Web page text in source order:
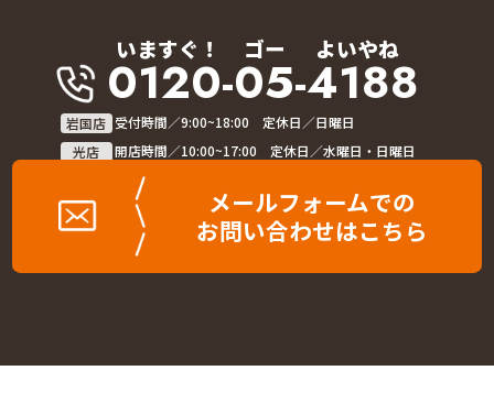
いますぐ！ ゴー よいやね
0120-05-4188
岩国店 受付時間／9:00~18:00 定休日／日曜日
光店
開店時間／10:00~17:00 定休日／水曜日・日曜日
メールフォームでの
お問い合わせはこちら